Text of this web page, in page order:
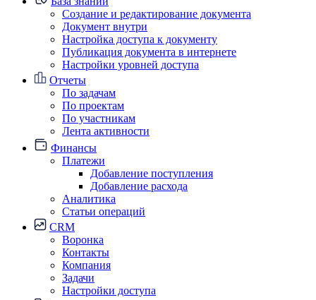
Создание и редактирование документа
Документ внутри
Настройка доступа к документу
Публикация документа в интернете
Настройки уровней доступа
Отчеты
По задачам
По проектам
По участникам
Лента активности
Финансы
Платежи
Добавление поступления
Добавление расхода
Аналитика
Статьи операций
CRM
Воронка
Контакты
Компания
Задачи
Настройки доступа